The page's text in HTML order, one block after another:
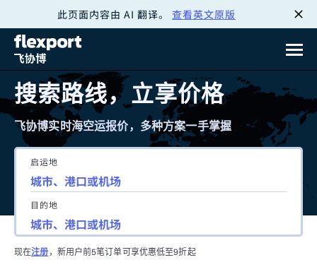
此页面内容由 AI 翻译。 查看英文原版
搜索路线，立享价格
飞协博实时海空运报价，多种方案一手掌握
启运地
目的地
现在注册 ，新用户前5笔订单可享优惠低至9折起